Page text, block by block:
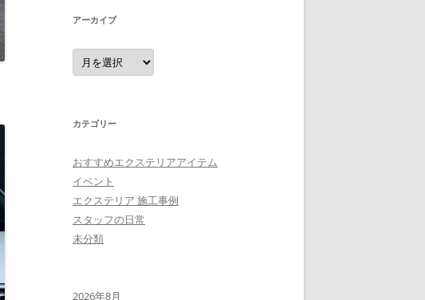
アーカイブ
ア
ー
カ
カテゴリー
おすすめエクステリアアイテム
イベント
エクステリア 施工事例
スタッフの日常
未分類
2026年8月